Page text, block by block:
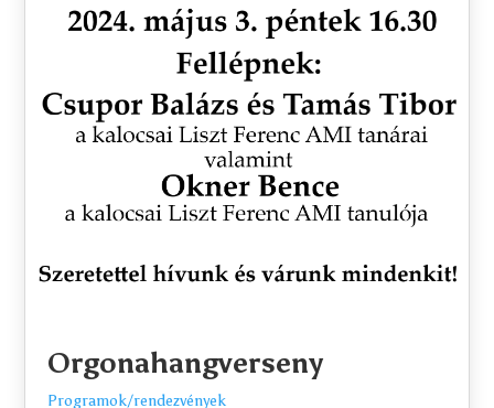
Orgonahangverseny
Programok/rendezvények